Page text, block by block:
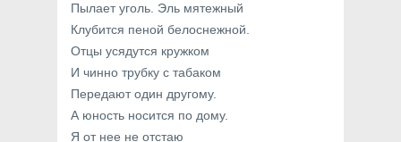
Пылает уголь. Эль мятежный
Клубится пеной белоснежной.
Отцы усядутся кружком
И чинно трубку с табаком
Передают один другому.
А юность носится по дому.
Я от нее не отстаю